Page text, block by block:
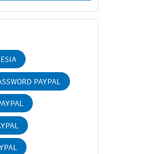
PAYPAL